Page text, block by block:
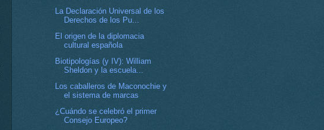
La Declaración Universal de los
Derechos de los Pu...
El origen de la diplomacia
cultural española
Biotipologías (y IV): William
Sheldon y la escuela...
Los caballeros de Maconochie y
el sistema de marcas
¿Cuándo se celebró el primer
Consejo Europeo?